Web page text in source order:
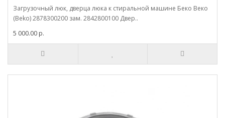
Загрузочный люк, дверца люка к стиральной машине Беко Веко
(Beko) 2878300200 зам. 2842800100 Двер..
5 000.00 р.